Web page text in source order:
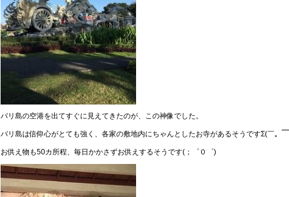
バリ島の空港を出てすぐに見えてきたのが、この神像でした。
バリ島は信仰心がとても強く、各家の敷地内にちゃんとしたお寺があるそうですΣ(￣。
お供え物も50カ所程、毎日かかさずお供えするそうです(；゜０゜)